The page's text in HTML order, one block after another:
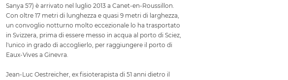
Sanya 57) è arrivato nel luglio 2013 a Canet-en-Roussillon.
Con oltre 17 metri di lunghezza e quasi 9 metri di larghezza,
un convoglio notturno molto eccezionale lo ha trasportato
in Svizzera, prima di essere messo in acqua al porto di Sciez,
l'unico in grado di accoglierlo, per raggiungere il porto di
Eaux-Vives a Ginevra.
Jean-Luc Oestreicher, ex fisioterapista di 51 anni dietro il